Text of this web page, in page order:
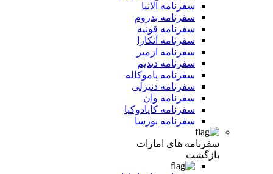
سفرنامه آلانیا
سفرنامه بدروم
سفرنامه قونیه
سفرنامه آنکارا
سفرنامه ازمیر
سفرنامه دیدیم
سفرنامه پاموکاله
سفرنامه دنیزلی
سفرنامه وان
سفرنامه کاپادوکیا
سفرنامه بورسا
سفرنامه های امارات
بازگشت